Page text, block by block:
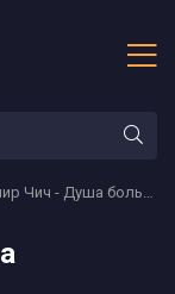
Чич - Душа больна